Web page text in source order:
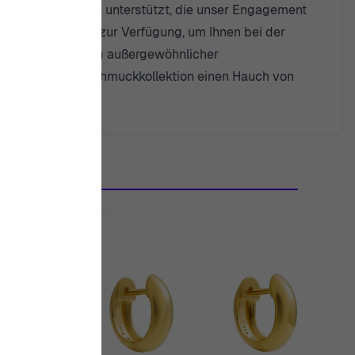
Garantie unterstützt, die unser Engagement
zur Verfügung, um Ihnen bei der
Bereitstellung außergewöhnlicher
helfen, Ihrer Schmuckkollektion einen Hauch von